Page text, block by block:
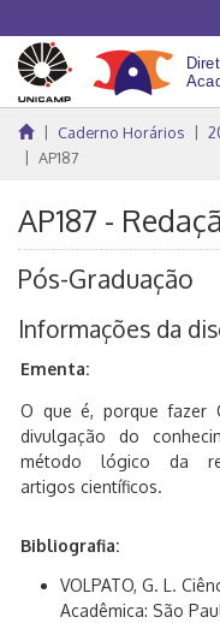
Caderno Horários
AP187
AP187 -
Pós-Graduação
Informações da
Ementa:
O que é, porque fazer
divulgação do
método lógico da
artigos científicos.
Bibliografia:
VOLPATO, G. L.
Acadêmica: São